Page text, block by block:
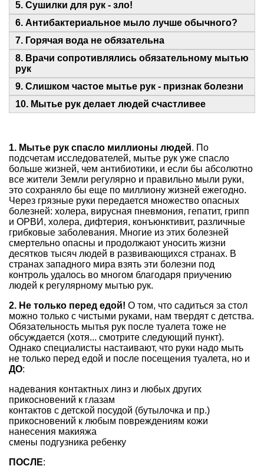
5. Сушилки для рук - зло!
6. Антибактериальное мыло лучше обычного?
7. Горячая вода не обязательна
8. Врачи сопротивлялись обязательному мытью
рук
9. Слишком частое мытье рук - признак болезни
10. Мытье рук делает людей счастливее
1. Мытье рук спасло миллионы людей. По
подсчетам исследователей, мытье рук уже спасло
больше жизней, чем антибиотики, и если бы абсолютно
все жители Земли регулярно и правильно мыли руки,
это сохраняло бы еще по миллиону жизней ежегодно.
Через грязные руки передается множество опасных
болезней: холера, вирусная пневмония, гепатит, грипп
и ОРВИ, холера, дифтерия, конъюнктивит, различные
грибковые заболевания. Многие из этих болезней
смертельно опасны и продолжают уносить жизни
десятков тысяч людей в развивающихся странах. В
странах западного мира взять эти болезни под
контроль удалось во многом благодаря приучению
людей к регулярному мытью рук.
2. Не только перед едой! О том, что садиться за стол
можно только с чистыми руками, нам твердят с детства.
Обязательность мытья рук после туалета тоже не
обсуждается (хотя... смотрите следующий пункт).
Однако специалисты настаивают, что руки надо мыть
не только перед едой и после посещения туалета, но и
ДО:
надевания контактных линз и любых других
прикосновений к глазам
контактов с детской посудой (бутылочка и пр.)
прикосновений к любым повреждениям кожи
нанесения макияжа
смены подгузника ребенку
ПОСЛЕ: